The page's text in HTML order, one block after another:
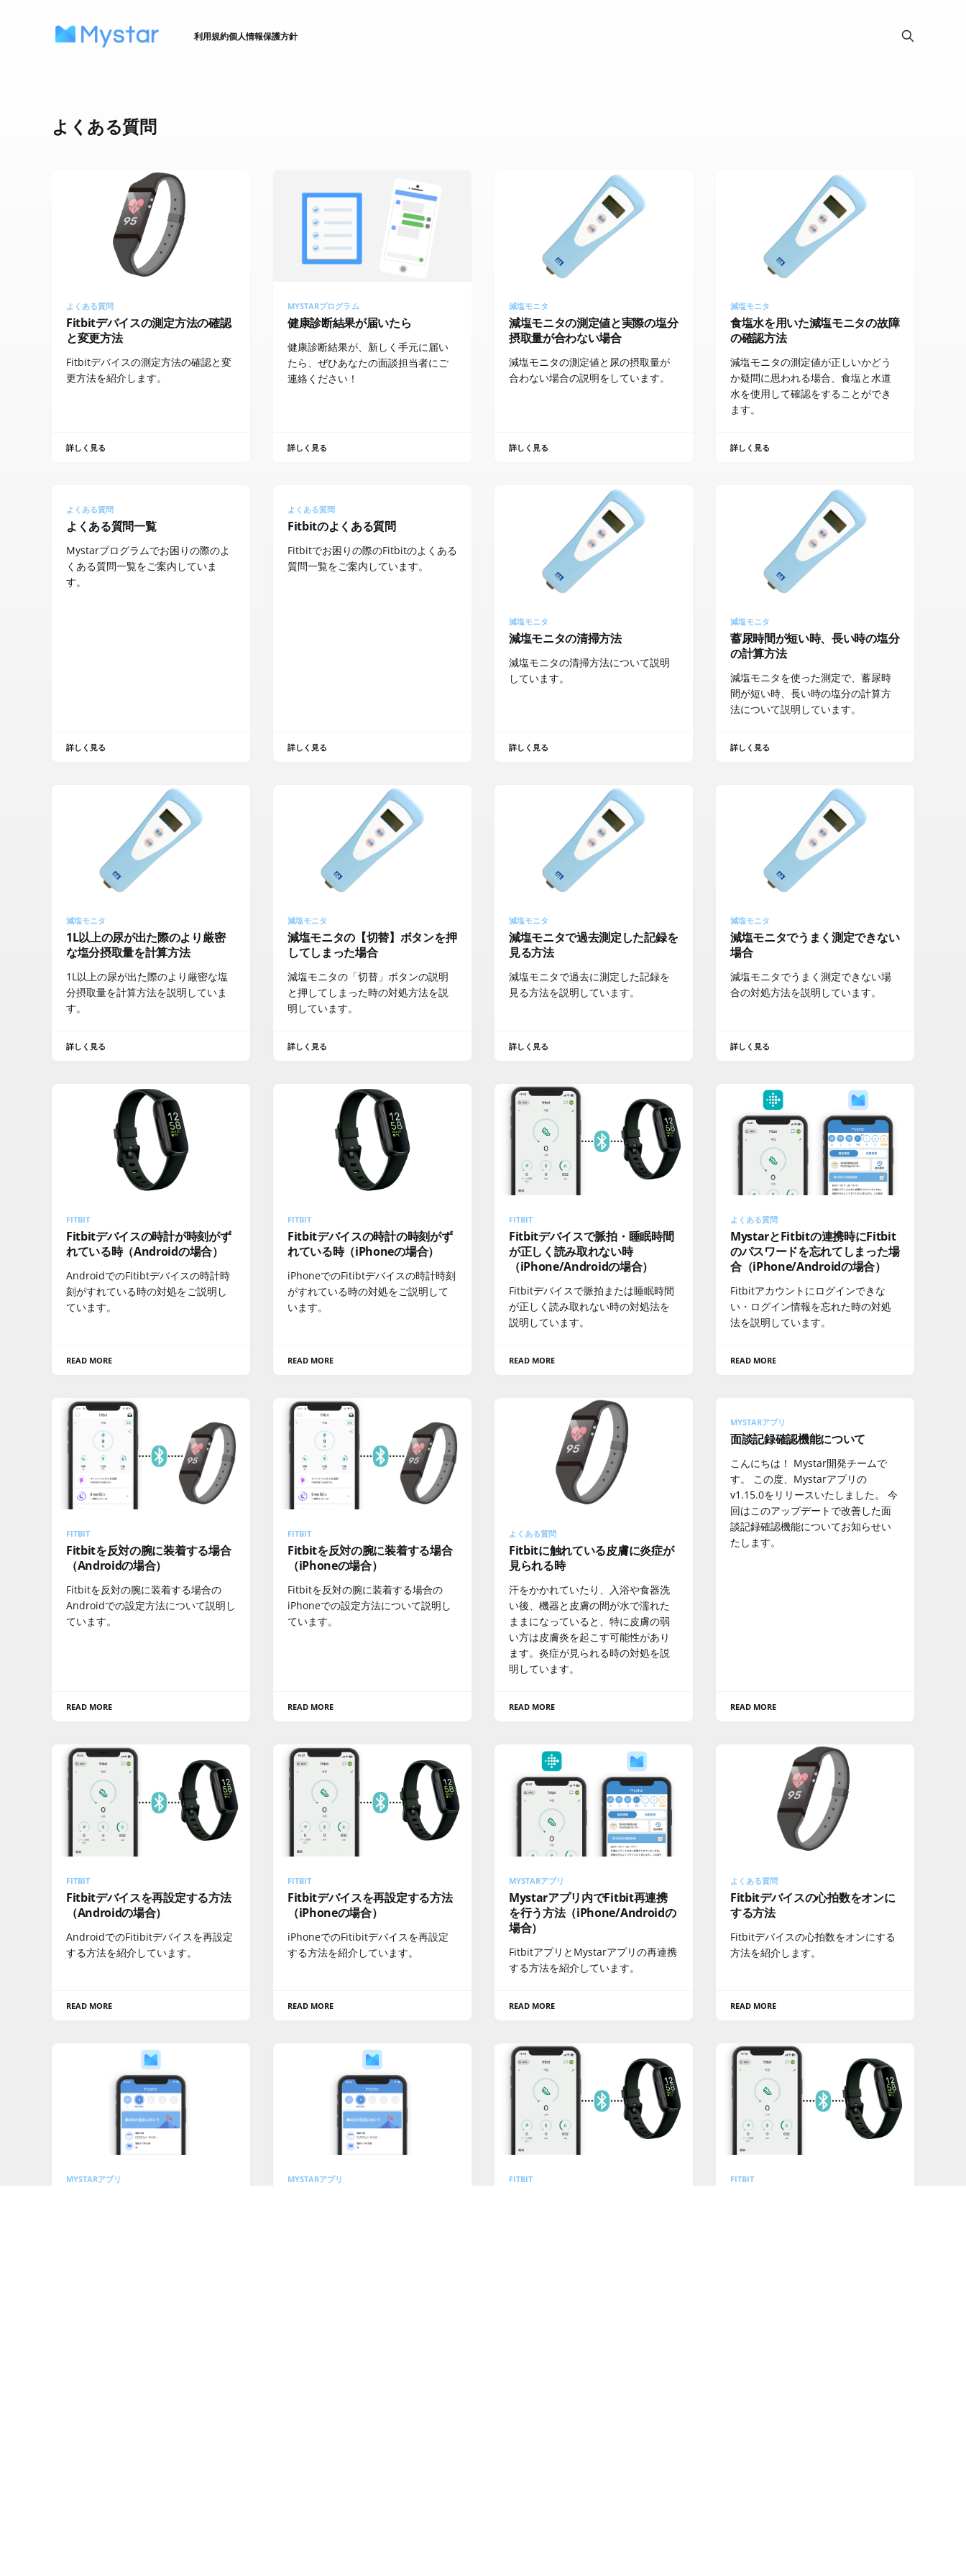
利用規約個人情報保護方針
よくある質問
よくある質問
Fitbitデバイスの測定方法の確認
と変更方法
Fitbitデバイスの測定方法の確認と変
更方法を紹介します。
詳しく見る
MYSTARプログラム
健康診断結果が届いたら
健康診断結果が、新しく手元に届い
たら、ぜひあなたの面談担当者にご
連絡ください！
詳しく見る
減塩モニタ
減塩モニタの測定値と実際の塩分
摂取量が合わない場合
減塩モニタの測定値と尿の摂取量が
合わない場合の説明をしています。
詳しく見る
減塩モニタ
食塩水を用いた減塩モニタの故障
の確認方法
減塩モニタの測定値が正しいかどう
か疑問に思われる場合、食塩と水道
水を使用して確認をすることができ
ます。
詳しく見る
よくある質問
よくある質問一覧
Mystarプログラムでお困りの際のよ
くある質問一覧をご案内していま
す。
詳しく見る
よくある質問
Fitbitのよくある質問
Fitbitでお困りの際のFitbitのよくある
質問一覧をご案内しています。
詳しく見る
減塩モニタ
減塩モニタの清掃方法
減塩モニタの清掃方法について説明
しています。
詳しく見る
減塩モニタ
蓄尿時間が短い時、長い時の塩分
の計算方法
減塩モニタを使った測定で、蓄尿時
間が短い時、長い時の塩分の計算方
法について説明しています。
詳しく見る
減塩モニタ
1L以上の尿が出た際のより厳密
な塩分摂取量を計算方法
1L以上の尿が出た際のより厳密な塩
分摂取量を計算方法を説明していま
す。
詳しく見る
減塩モニタ
減塩モニタの【切替】ボタンを押
してしまった場合
減塩モニタの「切替」ボタンの説明
と押してしまった時の対処方法を説
明しています。
詳しく見る
減塩モニタ
減塩モニタで過去測定した記録を
見る方法
減塩モニタで過去に測定した記録を
見る方法を説明しています。
詳しく見る
減塩モニタ
減塩モニタでうまく測定できない
場合
減塩モニタでうまく測定できない場
合の対処方法を説明しています。
詳しく見る
FITBIT
Fitbitデバイスの時計が時刻がず
れている時（Androidの場合）
AndroidでのFitibtデバイスの時計時
刻がすれている時の対処をご説明し
ています。
READ MORE
FITBIT
Fitbitデバイスの時計の時刻がず
れている時（iPhoneの場合）
iPhoneでのFitibtデバイスの時計時刻
がすれている時の対処をご説明して
います。
READ MORE
FITBIT
Fitbitデバイスで脈拍・睡眠時間
が正しく読み取れない時
（iPhone/Androidの場合）
Fitbitデバイスで脈拍または睡眠時間
が正しく読み取れない時の対処法を
説明しています。
READ MORE
よくある質問
MystarとFitbitの連携時にFitbit
のパスワードを忘れてしまった場
合（iPhone/Androidの場合）
Fitbitアカウントにログインできな
い・ログイン情報を忘れた時の対処
法を説明しています。
READ MORE
FITBIT
Fitbitを反対の腕に装着する場合
（Androidの場合）
Fitbitを反対の腕に装着する場合の
Androidでの設定方法について説明し
ています。
READ MORE
FITBIT
Fitbitを反対の腕に装着する場合
（iPhoneの場合）
Fitbitを反対の腕に装着する場合の
iPhoneでの設定方法について説明し
ています。
READ MORE
よくある質問
Fitbitに触れている皮膚に炎症が
見られる時
汗をかかれていたり、入浴や食器洗
い後、機器と皮膚の間が水で濡れた
ままになっていると、特に皮膚の弱
い方は皮膚炎を起こす可能性があり
ます。炎症が見られる時の対処を説
明しています。
READ MORE
MYSTARアプリ
面談記録確認機能について
こんにちは！ Mystar開発チームで
す。 この度、Mystarアプリの
v1.15.0をリリースいたしました。 今
回はこのアップデートで改善した面
談記録確認機能についてお知らせい
たします。
READ MORE
FITBIT
Fitbitデバイスを再設定する方法
（Androidの場合）
AndroidでのFitibitデバイスを再設定
する方法を紹介しています。
READ MORE
FITBIT
Fitbitデバイスを再設定する方法
（iPhoneの場合）
iPhoneでのFitibitデバイスを再設定
する方法を紹介しています。
READ MORE
MYSTARアプリ
Mystarアプリ内でFitbit再連携
を行う方法（iPhone/Androidの
場合）
FitbitアプリとMystarアプリの再連携
する方法を紹介しています。
READ MORE
よくある質問
Fitbitデバイスの心拍数をオンに
する方法
Fitbitデバイスの心拍数をオンにする
方法を紹介します。
READ MORE
MYSTARアプリ MYSTARアプリ FITBIT FITBIT